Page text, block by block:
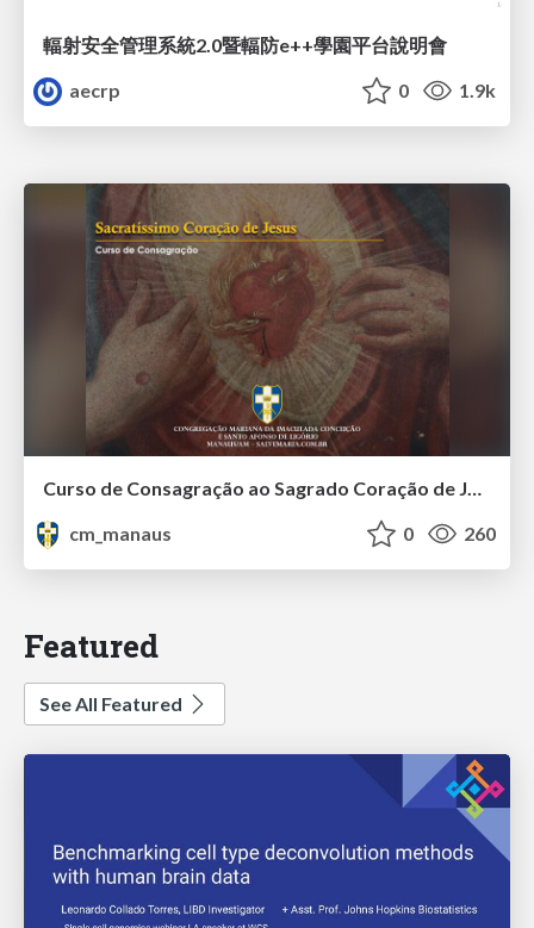
輻射安全管理系統2.0暨輻防e++學園平台說明會
aecrp
0 1.9k
Curso de Consagração ao Sagrado Coração de Jesus - O Sagrado Coração na História (Aula 01)
cm_manaus
0 260
Featured
See All Featured